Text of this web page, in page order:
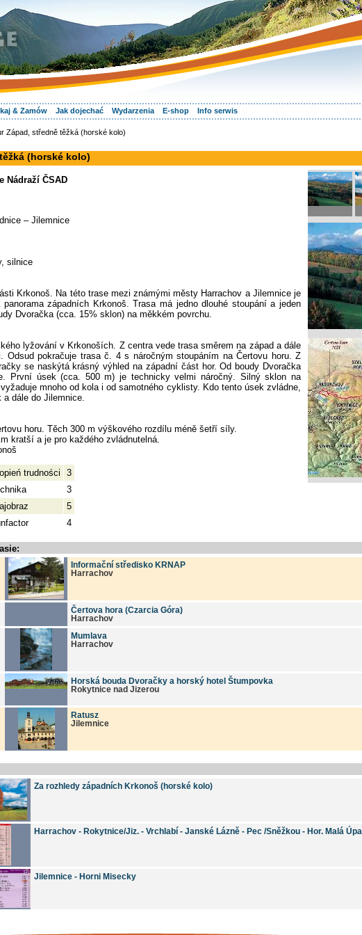
& Zamów Jak dojechać Wydarzenia E-shop Info serwis
Západ, středně těžká (horské kolo)
(horské kolo)
Nádraží ČSAD
– Jilemnice
silnice
Krkonoš. Na této trase mezi známými městy Harrachov a Jilemnice je
západních Krkonoš. Trasa má jedno dlouhé stoupání a jeden
Dvoračka (cca. 15% sklon) na měkkém povrchu.
lyžování v Krkonoších. Z centra vede trasa směrem na západ a dále
Odsud pokračuje trasa č. 4 s náročným stoupáním na Čertovu horu. Z
se naskýtá krásný výhled na západní část hor. Od boudy Dvoračka
První úsek (cca. 500 m) je technicky velmi náročný. Silný sklon na
mnoho od kola i od samotného cyklisty. Kdo tento úsek zvládne,
dále do Jilemnice.
horu. Těch 300 m výškového rozdílu méně šetří síly.
kratší a je pro každého zvládnutelná.
trudności
3
3
5
4
Informační středisko KRNAP
Harrachov
Čertova hora (Czarcia Góra)
Harrachov
Mumlava
Harrachov
Horská bouda Dvoračky a horský hotel Štumpovka
Rokytnice nad Jizerou
Ratusz
Jilemnice
Za rozhledy západních Krkonoš (horské kolo)
Harrachov - Rokytnice/Jiz. - Vrchlabí - Janské Lázně - Pec /Sněžkou - Hor. Malá Úpa
Jilemnice - Horni Misecky